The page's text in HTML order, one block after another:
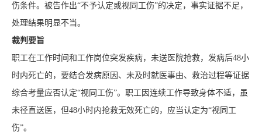
伤条件。被告作出“不予认定或视同工伤”的决定，事实证据不足，
处理结果明显不当。
裁判要旨
职工在工作时间和工作岗位突发疾病，未送医院抢救，发病后48小
时内死亡的，要结合发病原因、未及时就医事由、救治过程等证据
综合考量应否认定“视同工伤”。职工因连续工作导致身体不适，虽
未径直送医，但48小时内抢救无效死亡的，应当认定为“视同工
伤”。